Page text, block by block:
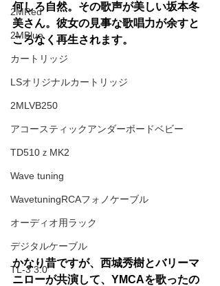
2MRed
2MBlue
カートリッジ
LSオリジナルカートリッジ
2MLVB250
アコースティックアンダーボードベビー
TD510ｚMK2
Wave tuning
WavetuningRCAフォノケーブル
オーディオ用ラック
デジタルケーブル
TL-3 3.0
何しろ自然。その歌声が美しい坂本冬
美さん。彼女の見事な歌唱力が余すと
ころなく再生されます。
かなり昔ですが、西城秀樹とバリーマ
ニローが共演して、YMCAを歌ったの